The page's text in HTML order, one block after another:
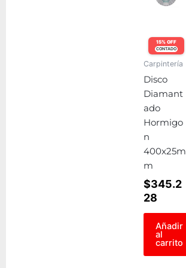
15% OFF
CONTADO
Carpintería
Disco
Diamant
ado
Hormigo
n
400x25m
m
$345.2
28
Añadir
al
carrito